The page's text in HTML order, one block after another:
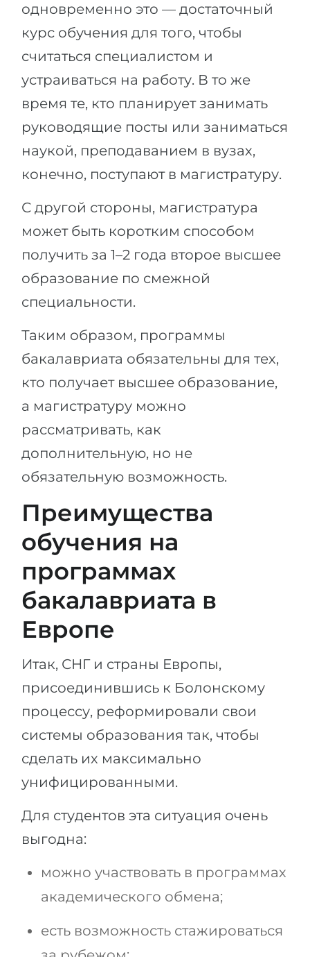
одновременно это — достаточный
курс обучения для того, чтобы
считаться специалистом и
устраиваться на работу. В то же
время те, кто планирует занимать
руководящие посты или заниматься
наукой, преподаванием в вузах,
конечно, поступают в магистратуру.
С другой стороны, магистратура
может быть коротким способом
получить за 1–2 года второе высшее
образование по смежной
специальности.
Таким образом, программы
бакалавриата обязательны для тех,
кто получает высшее образование,
а магистратуру можно
рассматривать, как
дополнительную, но не
обязательную возможность.
Преимущества
обучения на
программах
бакалавриата в
Европе
Итак, СНГ и страны Европы,
присоединившись к Болонскому
процессу, реформировали свои
системы образования так, чтобы
сделать их максимально
унифицированными.
Для студентов эта ситуация очень
выгодна:
можно участвовать в программах
академического обмена;
есть возможность стажироваться